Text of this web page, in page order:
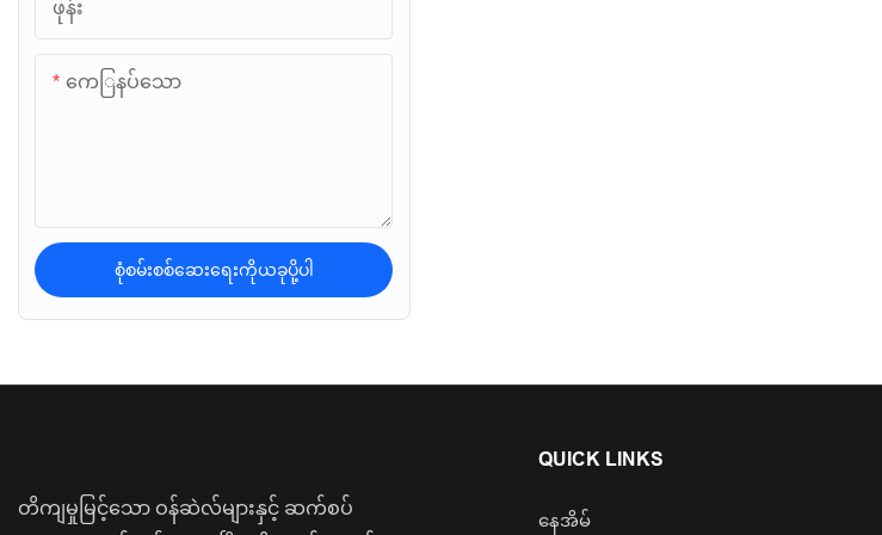
ဖုန်း
ကေြနပ်သော
စုံစမ်းစစ်ဆေးရေးကိုယခုပို့ပါ
တိကျမှုမြင့်သော ဝန်ဆဲလ်များနှင့် ဆက်စပ်
QUICK LINKS
နေအိမ်